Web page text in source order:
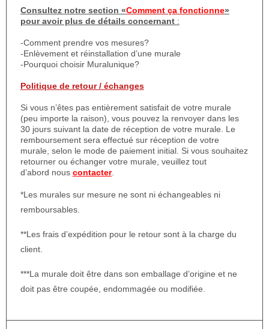
Consultez notre section «Comment ça fonctionne»
pour avoir plus de détails concernant:
-Comment prendre vos mesures?
-Enlèvement et réinstallation d’une murale
-Pourquoi choisir Muralunique?
Politique de retour / échanges
Si vous n’êtes pas entièrement satisfait de votre murale
(peu importe la raison), vous pouvez la renvoyer dans les
30 jours suivant la date de réception de votre murale. Le
remboursement sera effectué sur réception de votre
murale, selon le mode de paiement initial. Si vous souhaitez
retourner ou échanger votre murale, veuillez tout
d’abord nous contacter.
*Les murales sur mesure ne sont ni échangeables ni
remboursables.
**Les frais d’expédition pour le retour sont à la charge du
client.
***La murale doit être dans son emballage d’origine et ne
doit pas être coupée, endommagée ou modifiée.